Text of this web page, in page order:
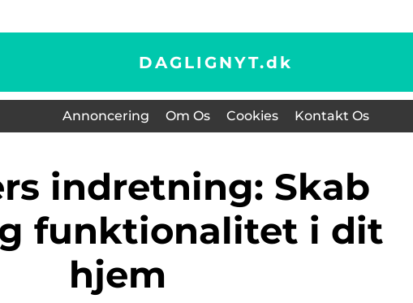
DAGLIGNYT.dk
Annoncering Om Os Cookies Kontakt Os
funktionalitet i dit
hjem